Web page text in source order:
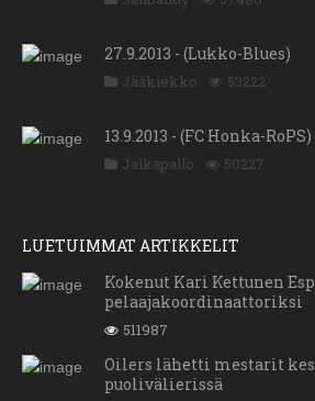
27.9.2013 - (Lukko-Blues)
Jääkiekko 53222
13.9.2013 - (FC Honka-RoPS)
Jalkapallo 50227
LUETUIMMAT ARTIKKELIT
Kokenut Kari Kettunen
pelaajakoordinaattoriksi
511987
Oilers lähetti mestarit
puolivälierissä